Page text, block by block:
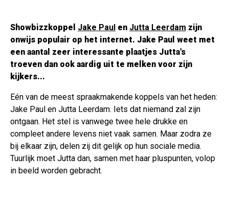
Showbizzkoppel Jake Paul en Jutta Leerdam zijn
onwijs populair op het internet. Jake Paul weet met
een aantal zeer interessante plaatjes Jutta's
troeven dan ook aardig uit te melken voor zijn
kijkers...
Eén van de meest spraakmakende koppels van het heden:
Jake Paul en Jutta Leerdam. Iets dat niemand zal zijn
ontgaan. Het stel is vanwege twee hele drukke en
compleet andere levens niet vaak samen. Maar zodra ze
bij elkaar zijn, delen zij dit gelijk op hun sociale media.
Tuurlijk moet Jutta dan, samen met haar pluspunten, volop
in beeld worden gebracht.